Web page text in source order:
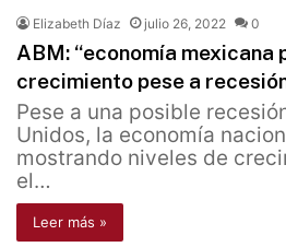
Elizabeth Díaz julio 26, 2022 0
ABM: “economía mexicana
crecimiento pese a
Pese a una posible
Unidos, la economía
mostrando niveles de
el…
Leer más »